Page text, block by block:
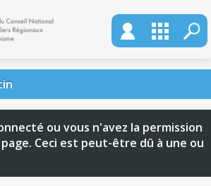
ou vous n'avez la permission
Ceci est peut-être dû à une ou